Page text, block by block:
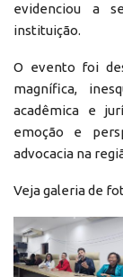
evidenciou a
instituição.
O evento foi
magnífica,
acadêmica e
emoção e
advocacia na
Veja galeria de